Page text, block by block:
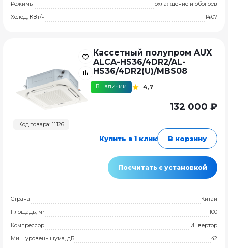
Режимы
охлаждение и обогрев
Холод, КВт/ч
14.07
Код товара: 11126
Кассетный полупром AUX
ALCA-HS36/4DR2/AL-
HS36/4DR2(U)/MBS08
В наличии 4,7
132 000 ₽
Купить в 1 клик В корзину
Посчитать с установкой
Страна
Китай
Площадь, м²
100
Компрессор
Инвертор
Мин. уровень шума, дБ
42